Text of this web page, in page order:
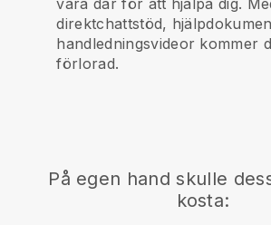
vara där för att hjälpa dig.
direktchattstöd,
handledningsvideor kommer
förlorad.
På egen hand skulle
kosta: